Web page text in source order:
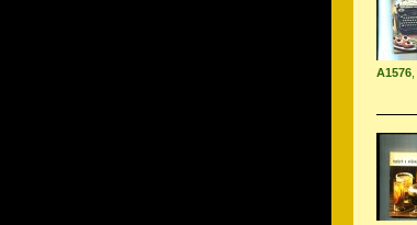
A1576